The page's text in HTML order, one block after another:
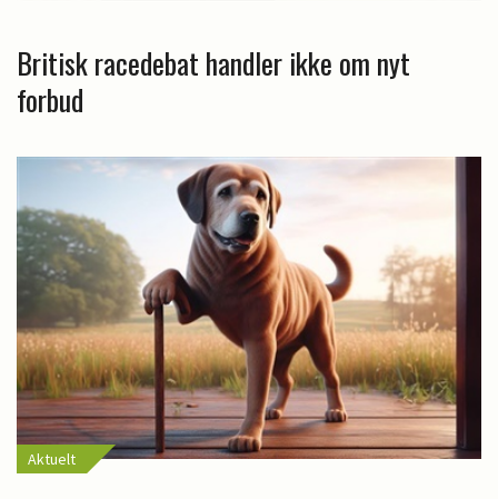
Britisk racedebat handler ikke om nyt
forbud
Aktuelt